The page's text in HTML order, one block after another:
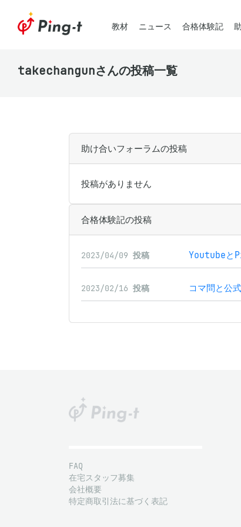
教材 ニュース 合格体験記
takechangunさんの投稿一覧
助け合いフォーラムの投稿
投稿がありません
合格体験記の投稿
2023/04/09 投稿 Youtubeと
2023/02/16 投稿 コマ問と公
FAQ
在宅スタッフ募集
会社概要
特定商取引法に基づく表記